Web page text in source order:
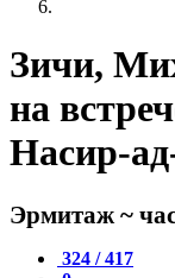
Зичи,
на
Насир-
Эрмитаж ~
324 / 417